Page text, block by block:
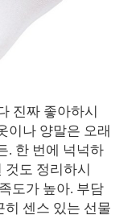
진짜 좋아하시
이나 양말은 오래
. 한 번에 넉넉하
것도 정리하시
도가 높아. 부담
히 센스 있는 선물